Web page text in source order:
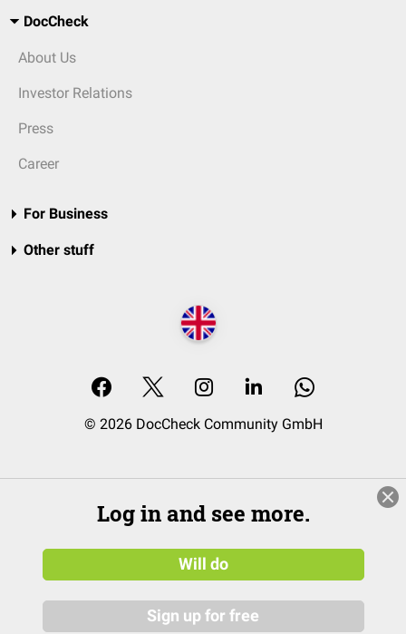
DocCheck
About Us
Investor Relations
Press
Career
For Business
Other stuff
© 2026 DocCheck Community GmbH
Log in and see more.
Will do
Sign up for free